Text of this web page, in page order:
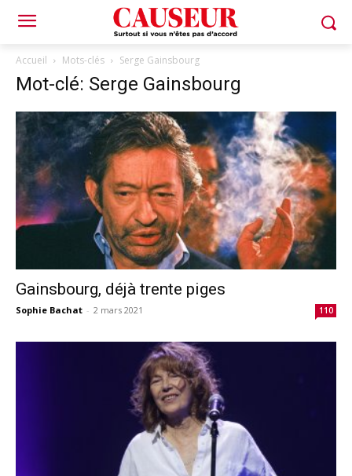
Accueil Mots-clés Serge Gainsbourg
Mot-clé: Serge Gainsbourg
Gainsbourg, déjà trente piges
Sophie Bachat - 2 mars 2021 110